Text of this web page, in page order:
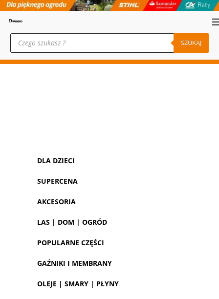
Wyszukiwarka
produktów SZUKAJ
DLA DZIECI
SUPERCENA
AKCESORIA
LAS | DOM | OGRÓD
POPULARNE CZĘŚCI
GAŹNIKI I MEMBRANY
OLEJE | SMARY | PŁYNY